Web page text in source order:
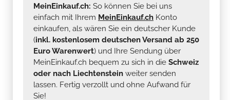
MeinEinkauf.ch: So können Sie bei uns
einfach mit Ihrem MeinEinkauf.ch Konto
einkaufen, als wären Sie ein deutscher Kunde
(inkl. kostenlosem deutschen Versand ab 250
Euro Warenwert) und Ihre Sendung über
MeinEinkauf.ch bequem zu sich in die Schweiz
oder nach Liechtenstein weiter senden
lassen. Fertig verzollt und ohne Aufwand für
Sie!